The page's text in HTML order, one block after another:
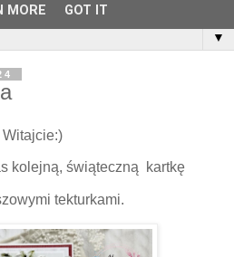
▼
Witajcie:)
kolejną, świąteczną kartkę
tekturkami.
MORE GOT IT